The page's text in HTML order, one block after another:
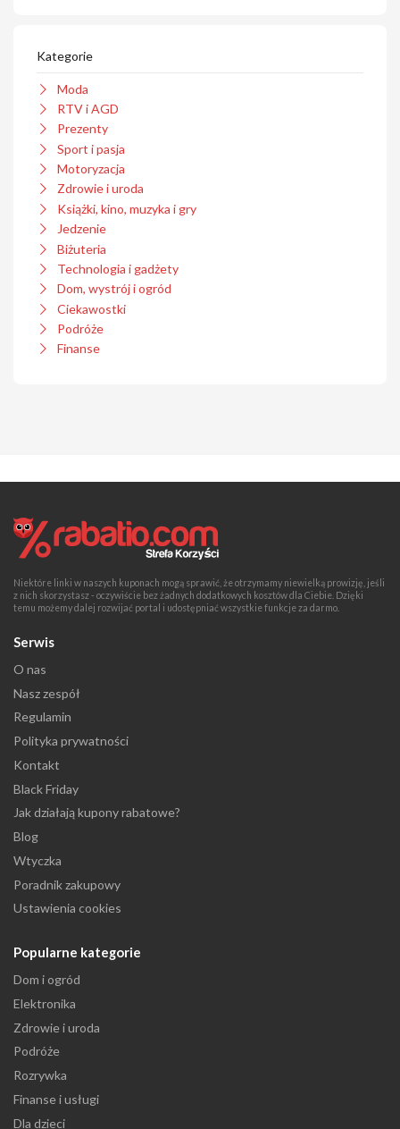
Kategorie
Moda
RTV i AGD
Prezenty
Sport i pasja
Motoryzacja
Zdrowie i uroda
Książki, kino, muzyka i gry
Jedzenie
Biżuteria
Technologia i gadżety
Dom, wystrój i ogród
Ciekawostki
Podróże
Finanse
Niektóre linki w naszych kuponach mogą sprawić, że otrzymamy niewielką prowizję, jeśli
z nich skorzystasz - oczywiście bez żadnych dodatkowych kosztów dla Ciebie. Dzięki
temu możemy dalej rozwijać portal i udostępniać wszystkie funkcje za darmo.
Serwis
O nas
Nasz zespół
Regulamin
Polityka prywatności
Kontakt
Black Friday
Jak działają kupony rabatowe?
Blog
Wtyczka
Poradnik zakupowy
Ustawienia cookies
Popularne kategorie
Dom i ogród
Elektronika
Zdrowie i uroda
Podróże
Rozrywka
Finanse i usługi
Dla dzieci